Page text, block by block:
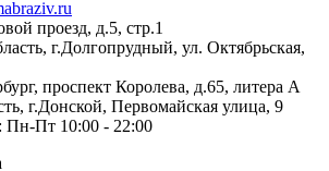
проезд, д.5, стр.1
г.Долгопрудный, ул. Октябрьская,
проспект Королева, д.65, литера А
г.Донской, Первомайская улица, 9
Пн-Пт 10:00 - 22:00